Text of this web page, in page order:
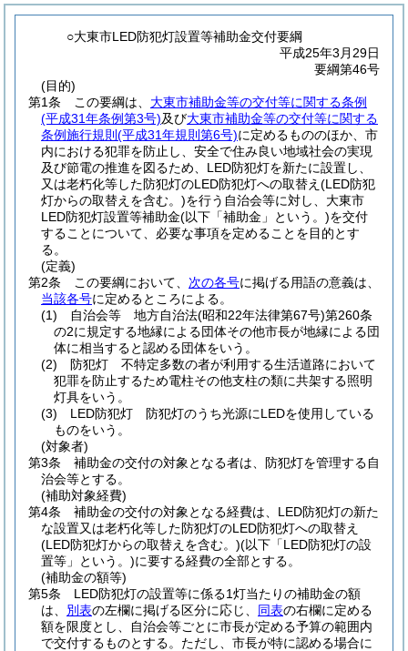
○大東市LED防犯灯設置等補助金交付要綱
平成25年3月29日
要綱第46号
(目的)
第1条
この要綱は、 大東市補助金等の交付等に関する条例
(平成31年条例第3号)及び大東市補助金等の交付等に関する
条例施行規則 (平成31年規則第6号)に定めるもののほか、市
内における犯罪を防止し、安全で住み良い地域社会の実現
及び節電の推進を図るため、LED防犯灯を新たに設置し、
又は老朽化等した防犯灯のLED防犯灯への取替え (LED防犯
灯からの取替えを含む。)を行う自治会等に対し、大東市
LED防犯灯設置等補助金(以下「補助金」という。)を交付
することについて、必要な事項を定めることを目的とす
る。
(定義)
第2条
この要綱において、 次の各号に掲げる用語の意義は、
当該各号に定めるところによる。
(1)
自治会等 地方自治法(昭和22年法律第67号)第260条
の2に規定する地縁による団体その他市長が地縁による団
体に相当すると認める団体をいう。
(2)
防犯灯 不特定多数の者が利用する生活道路において
犯罪を防止するため電柱その他支柱の類に共架する照明
灯具をいう。
(3)
LED防犯灯 防犯灯のうち光源にLEDを使用している
ものをいう。
(対象者)
第3条
補助金の交付の対象となる者は、防犯灯を管理する自
治会等とする。
(補助対象経費)
第4条
補助金の交付の対象となる経費は、LED防犯灯の新た
な設置又は老朽化等した防犯灯のLED防犯灯への取替え
(LED防犯灯からの取替えを含む。)(以下「LED防犯灯の設
置等」という。)に要する経費の全部とする。
(補助金の額等)
第5条
LED防犯灯の設置等に係る1灯当たりの補助金の額
は、 別表の左欄に掲げる区分に応じ、 同表の右欄に定める
額を限度とし、自治会等ごとに市長が定める予算の範囲内
で交付するものとする。 ただし、市長が特に認める場合に